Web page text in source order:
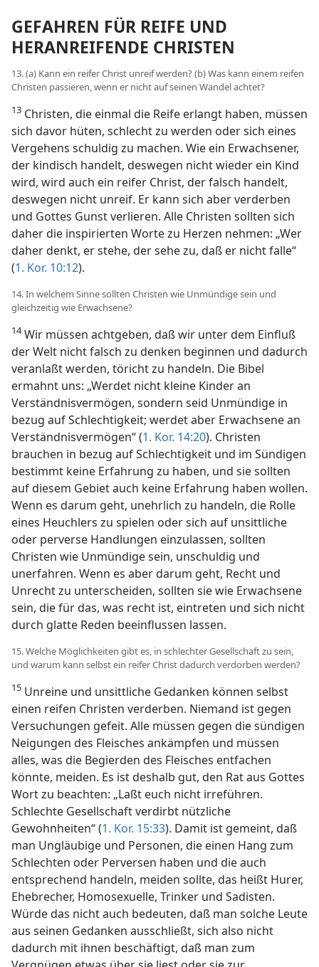
GEFAHREN FÜR REIFE UND
HERANREIFENDE CHRISTEN
13. (a) Kann ein reifer Christ unreif werden? (b) Was kann einem reifen
Christen passieren, wenn er nicht auf seinen Wandel achtet?
13 Christen, die einmal die Reife erlangt haben, müssen
sich davor hüten, schlecht zu werden oder sich eines
Vergehens schuldig zu machen. Wie ein Erwachsener,
der kindisch handelt, deswegen nicht wieder ein Kind
wird, wird auch ein reifer Christ, der falsch handelt,
deswegen nicht unreif. Er kann sich aber verderben
und Gottes Gunst verlieren. Alle Christen sollten sich
daher die inspirierten Worte zu Herzen nehmen: „Wer
daher denkt, er stehe, der sehe zu, daß er nicht falle“
(1. Kor. 10:12).
14. In welchem Sinne sollten Christen wie Unmündige sein und
gleichzeitig wie Erwachsene?
14Wir müssen achtgeben, daß wir unter dem Einfluß
der Welt nicht falsch zu denken beginnen und dadurch
veranlaßt werden, töricht zu handeln. Die Bibel
ermahnt uns: „Werdet nicht kleine Kinder an
Verständnisvermögen, sondern seid Unmündige in
bezug auf Schlechtigkeit; werdet aber Erwachsene an
Verständnisvermögen“ (1. Kor. 14:20). Christen
brauchen in bezug auf Schlechtigkeit und im Sündigen
bestimmt keine Erfahrung zu haben, und sie sollten
auf diesem Gebiet auch keine Erfahrung haben wollen.
Wenn es darum geht, unehrlich zu handeln, die Rolle
eines Heuchlers zu spielen oder sich auf unsittliche
oder perverse Handlungen einzulassen, sollten
Christen wie Unmündige sein, unschuldig und
unerfahren. Wenn es aber darum geht, Recht und
Unrecht zu unterscheiden, sollten sie wie Erwachsene
sein, die für das, was recht ist, eintreten und sich nicht
durch glatte Reden beeinflussen lassen.
15. Welche Möglichkeiten gibt es, in schlechter Gesellschaft zu sein,
und warum kann selbst ein reifer Christ dadurch verdorben werden?
15 Unreine und unsittliche Gedanken können selbst
einen reifen Christen verderben. Niemand ist gegen
Versuchungen gefeit. Alle müssen gegen die sündigen
Neigungen des Fleisches ankämpfen und müssen
alles, was die Begierden des Fleisches entfachen
könnte, meiden. Es ist deshalb gut, den Rat aus Gottes
Wort zu beachten: „Laßt euch nicht irreführen.
Schlechte Gesellschaft verdirbt nützliche
Gewohnheiten“ (1. Kor. 15:33). Damit ist gemeint, daß
man Ungläubige und Personen, die einen Hang zum
Schlechten oder Perversen haben und die auch
entsprechend handeln, meiden sollte, das heißt Hurer,
Ehebrecher, Homosexuelle, Trinker und Sadisten.
Würde das nicht auch bedeuten, daß man solche Leute
aus seinen Gedanken ausschließt, sich also nicht
dadurch mit ihnen beschäftigt, daß man zum